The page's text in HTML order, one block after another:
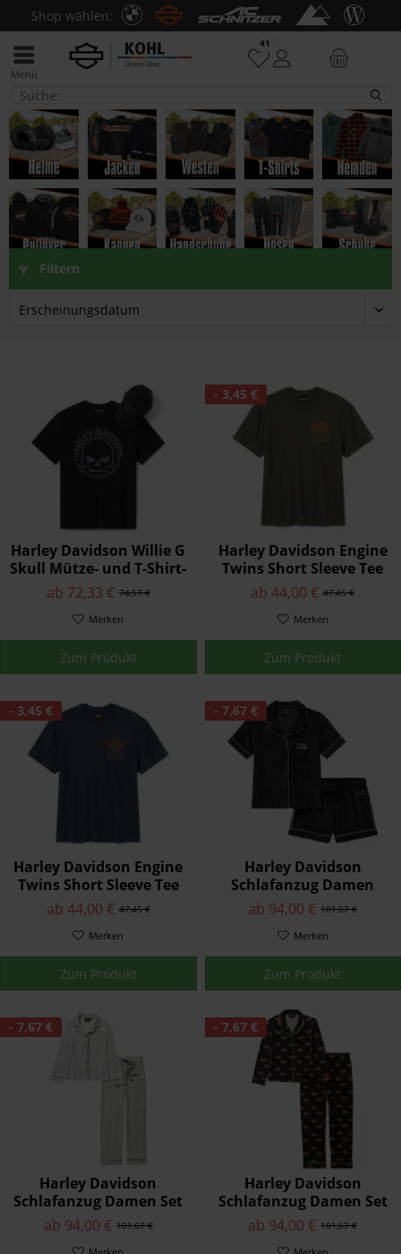
Shop wählen:
41
Menü
T-Shirts
Filtern
Harley Davidson Willie G
Skull Mütze- und T-Shirt-
Geschenkset für Herren
74,57 €
ab 72,33 €
Merken
Zum Produkt
- 3,45 €
Harley Davidson Engine
Twins Short Sleeve Tee
für Herren - Grape Leaf
47,45 €
ab 44,00 €
Merken
Zum Produkt
- 3,45 €
Harley Davidson Engine
Twins Short Sleeve Tee
für Herren - Mood Indigo
47,45 €
ab 44,00 €
Merken
Zum Produkt
- 7,67 €
Harley Davidson
Schlafanzug Damen
"Velour"101,67 €
ab 94,00 €
Merken
Zum Produkt
- 7,67 €
Harley Davidson
Schlafanzug Damen Set
Button Front Damen
101,67 €
ab 94,00 €
- 7,67 €
Harley Davidson
Schlafanzug Damen Set
Bar & Shield Button
Front schwarz/orange
101,67 €
ab 94,00 €